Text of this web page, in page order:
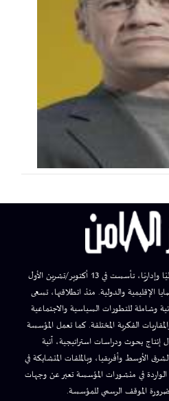
مؤسسة إعلامية وبحثية مستقلة ماليًا وإداريًا، تأسست في 13 أكتوبر/تشرين الأول
الإقليمية والدولية. منذ انطلاقتها، تسعى
وشاملة للتطورات السياسية والاجتماعية
الفكرية المختلفة. كما تعمل المؤسسة
إنتاج بحوث ودراسات استراتيجية، آنية
الأوسط وأفريقيا، وبالملفات المتشابكة في
الواردة في منشورات المؤسسة تعبر عن وجهات
الموقف الرسمي للمؤسسة.